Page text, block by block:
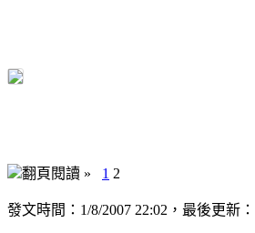
翻頁閱讀 » 1 2
發文時間：1/8/2007 22:02，最後更新：